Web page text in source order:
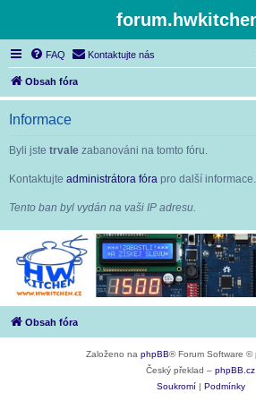
FAQ Kontaktujte nás
Obsah fóra
Informace
Byli jste trvale zabanováni na tomto fóru.
Kontaktujte administrátora fóra pro další informace.
Tento ban byl vydán na vaši IP adresu.
Obsah fóra
Založeno na phpBB® Forum Software ©
Český překlad – phpBB.cz
Soukromí
Podmínky